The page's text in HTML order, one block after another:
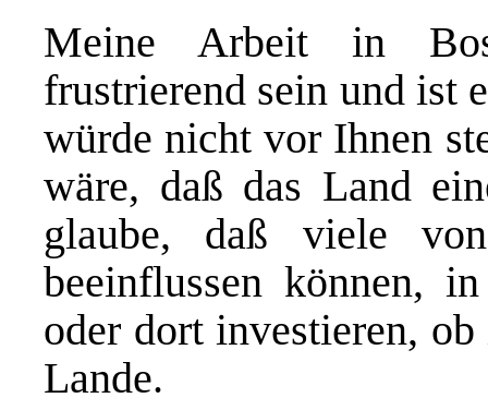
Meine Arbeit in
frustrierend sein und ist
würde nicht vor Ihnen
wäre, daß das Land
glaube, daß viele
beeinflussen können,
oder dort investieren,
Lande.